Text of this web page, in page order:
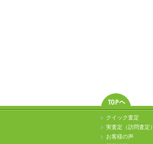
クイック査定
実査定（訪問査定）
お客様の声